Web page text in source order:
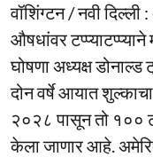
वॉशिंग्टन / नवी
औषधांवर
घोषणा अध्यक्ष
दोन वर्षे आयात
२०२८ पासून तो
केला जाणार आहे.